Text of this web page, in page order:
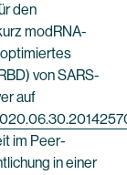
den
modRNA-
von SARS-
auf
im Peer-
in einer